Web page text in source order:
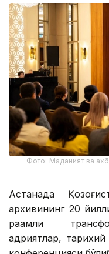
Фото: Маданият ва
Астанада
архивининг 20
рақамли
қадриятлар,